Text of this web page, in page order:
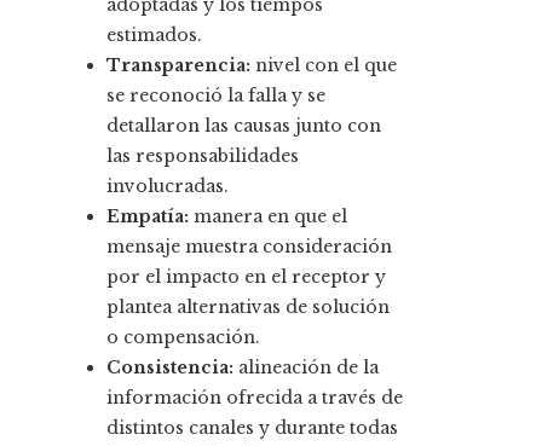
adoptadas y los tiempos
estimados.
Transparencia: nivel con el que
se reconoció la falla y se
detallaron las causas junto con
las responsabilidades
involucradas.
Empatía: manera en que el
mensaje muestra consideración
por el impacto en el receptor y
plantea alternativas de solución
o compensación.
Consistencia: alineación de la
información ofrecida a través de
distintos canales y durante todas